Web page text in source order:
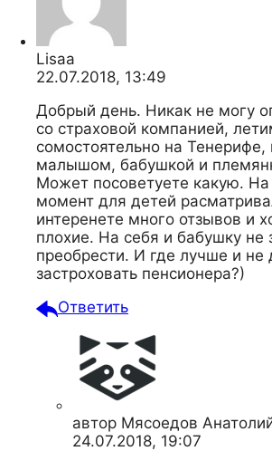
Lisaa
22.07.2018, 13:49
Добрый день. Никак не могу
со страховой компанией,
сомостоятельно на
малышом, бабушкой и
Может посоветуете какую.
момент для детей
интеренете много отзывов и
плохие. На себя и бабушку не
преобрести. И где лучше и не
застроховать пенсионера?)
Ответить
автор Мясоедов
24.07.2018, 19:07